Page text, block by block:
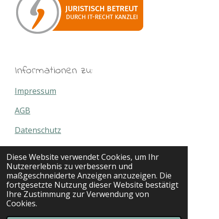
Diese Website verwendet Cookies, um Ihr
Nutzererlebnis zu verbessern und
maßgeschneiderte Anzeigen anzuzeigen. Die
fortgesetzte Nutzung dieser Website bestätigt
Ihre Zustimmung zur Verwendung von
Cookies.
Informationen zu:
Impressum
AGB
Datenschutz
Widerrufsbelehrung
Versand- & Zahlungsbedingungen
Angel Policy
Kontakt